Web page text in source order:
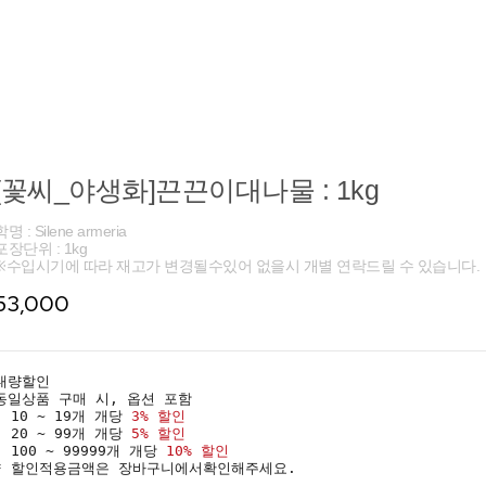
씨_야생화]끈끈이대나물 : 1kg
명 : Silene armeria
장단위 : 1kg
입시기에 따라 재고가 변경될수있어 없을시 개별 연락드릴 수 있습니다.
량할인
일상품 구매 시, 옵션 포함
10 ~ 19개 개당 3% 할인
20 ~ 99개 개당 5% 할인
100 ~ 99999개 개당 10% 할인
할인적용금액은 장바구니에서확인해주세요.